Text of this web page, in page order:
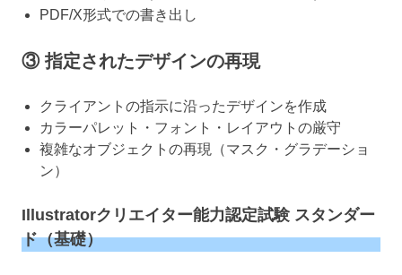
PDF/X形式での書き出し
③ 指定されたデザインの再現
クライアントの指示に沿ったデザインを作成
カラーパレット・フォント・レイアウトの厳守
複雑なオブジェクトの再現（マスク・グラデーショ
ン）
Illustratorクリエイター能力認定試験 スタンダー
ド（基礎）